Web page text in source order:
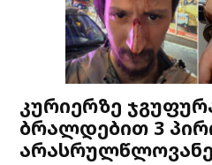
კურიერზე
ბრალდებით 3